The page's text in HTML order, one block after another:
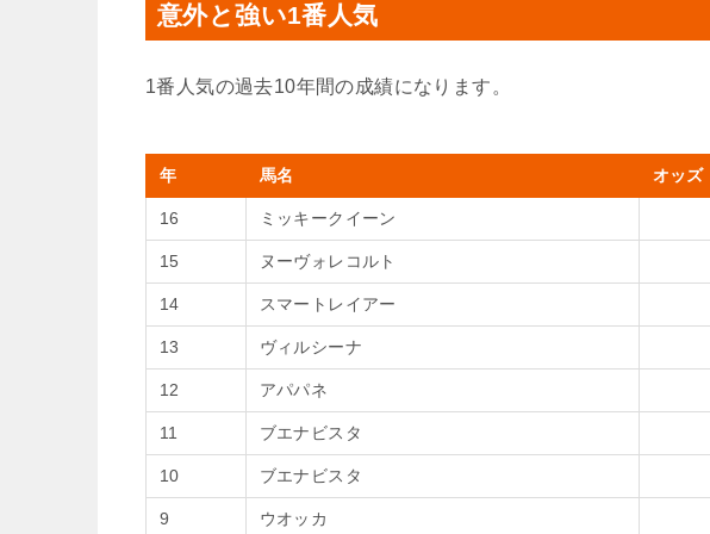
意外と強い1番人気
1番人気の過去10年間の成績になります。
年 馬名 オッズ
16 ミッキークイーン
15 ヌーヴォレコルト
14 スマートレイアー
13 ヴィルシーナ
12 アパパネ
11 ブエナビスタ
10 ブエナビスタ
9 ウオッカ